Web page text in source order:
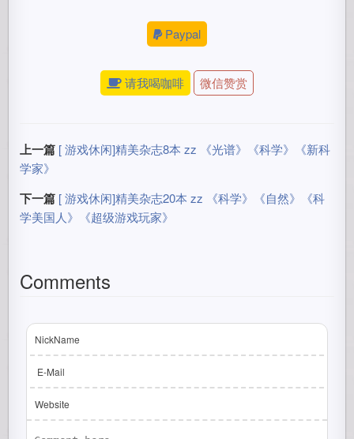
Paypal
请我喝咖啡 微信赞赏
上一篇 [ 游戏休闲]精美杂志8本 zz 《光谱》《科学》《新科
学家》
下一篇 [ 游戏休闲]精美杂志20本 zz 《科学》《自然》《科
学美国人》《超级游戏玩家》
Comments
NickName
E-Mail
Website